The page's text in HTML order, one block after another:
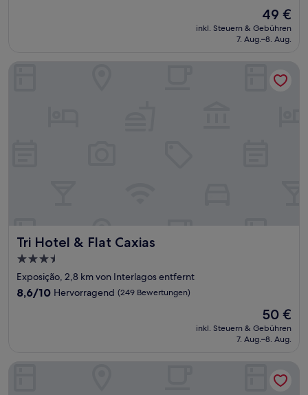
Der
Preis
beträgt
49 €
inkl. Steuern & Gebühren
7. Aug.–8. Aug.
Tri Hotel & Flat Caxias
Tri Hotel & Flat Caxias
3.5-
Sterne-
Unterkunft
Exposição, 2,8 km von Interlagos entfernt
8.6
8,6/10 Hervorragend (249 Bewertungen)
Der
Preis
beträgt
50 €
inkl. Steuern & Gebühren
7. Aug.–8. Aug.
Casa do Rogério Hostel - shopping